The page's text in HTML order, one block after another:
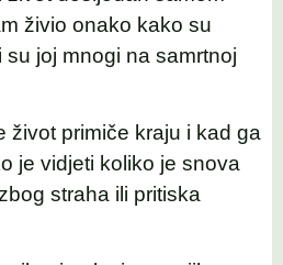
živio onako kako su
su joj mnogi na samrtnoj
život primiče kraju i kad ga
je vidjeti koliko je snova
straha ili pritiska